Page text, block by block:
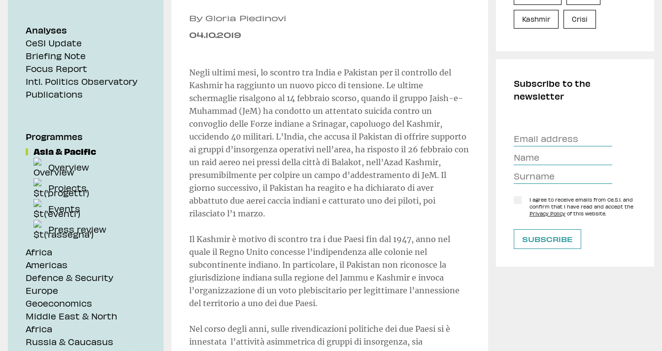
Analyses
CeSI Update
Briefing Note
Focus Report
Intl. Politics Observatory
Publications
Programmes
Asia & Pacific
Overview
Projects
Events
Press review
Africa
Americas
Defence & Security
Europe
Geoeconomics
Middle East & North
Africa
Russia & Caucasus
By Gloria Piedinovi
04.10.2019
Negli ultimi mesi, lo scontro tra India e Pakistan per il controllo del
Kashmir ha raggiunto un nuovo picco di tensione. Le ultime
schermaglie risalgono al 14 febbraio scorso, quando il gruppo Jaish-e-
Muhammad (JeM) ha condotto un attentato suicida contro un
convoglio delle Forze indiane a Srinagar, capoluogo del Kashmir,
uccidendo 40 militari. L’India, che accusa il Pakistan di offrire supporto
ai gruppi d’insorgenza operativi nell’area, ha risposto il 26 febbraio con
un raid aereo nei pressi della città di Balakot, nell’Azad Kashmir,
presumibilmente per colpire un campo d’addestramento di JeM. Il
giorno successivo, il Pakistan ha reagito e ha dichiarato di aver
abbattuto due aerei caccia indiani e catturato uno dei piloti, poi
rilasciato l’1 marzo.
Il Kashmir è motivo di scontro tra i due Paesi fin dal 1947, anno nel
quale il Regno Unito concesse l’indipendenza alle colonie nel
subcontinente indiano. In particolare, il Pakistan non riconosce la
giurisdizione indiana sulla regione del Jammu e Kashmir e invoca
l’organizzazione di un voto plebiscitario per legittimare l’annessione
del territorio a uno dei due Paesi.
Nel corso degli anni, sulle rivendicazioni politiche dei due Paesi si è
innestata l’attività asimmetrica di gruppi di insorgenza, sia
Kashmir Crisi
Subscribe to the
newsletter
I agree to receive emails from Ce.S.I. and
confirm that I have read and accept the
Privacy Policyof this website.